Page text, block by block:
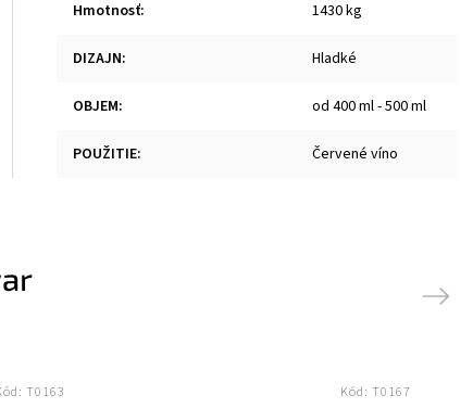
Hmotnosť: 1430 kg
DIZAJN: Hladké
OBJEM: od 400 ml - 500 ml
POUŽITIE: Červené víno
T0163 Kód: T0167
Next